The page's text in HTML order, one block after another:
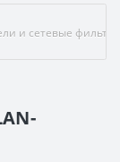
и сетевые